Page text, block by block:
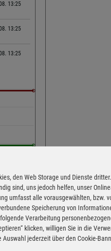
13:25
13:25
13:25
Veldhausener
49828
Montag
Dienstag
Mittwoch
den Web Storage und Dienste
sind, uns jedoch helfen, unser
umfasst alle vorausgewählten, bzw.
Speicherung von
Verarbeitung
klicken, willigen Sie in die
jederzeit über den Cookie-